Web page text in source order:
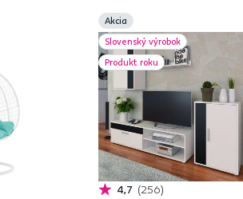
Akcia
Slovenský výrobok
Produkt roku
4,7 256